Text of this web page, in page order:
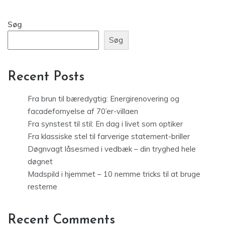
Søg
Søg
Recent Posts
Fra brun til bæredygtig: Energirenovering og
facadefornyelse af 70’er-villaen
Fra synstest til stil: En dag i livet som optiker
Fra klassiske stel til farverige statement-briller
Døgnvagt låsesmed i vedbæk – din tryghed hele
døgnet
Madspild i hjemmet – 10 nemme tricks til at bruge
resterne
Recent Comments